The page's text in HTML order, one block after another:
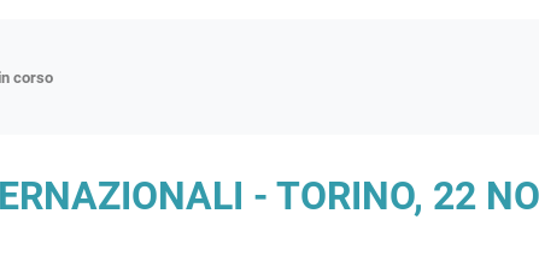
corso
- TORINO, 22